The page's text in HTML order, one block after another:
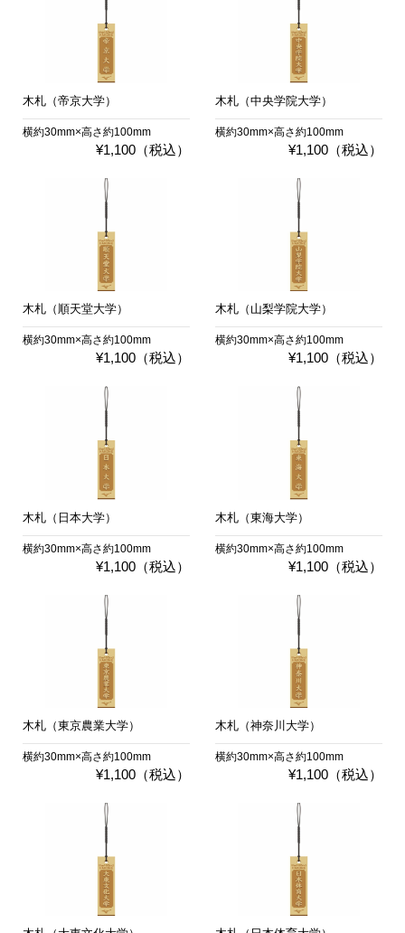
木札（帝京大学）
横約30mm×高さ約100mm
¥1,100（税込）
木札（中央学院大学）
横約30mm×高さ約100mm
¥1,100（税込）
木札（順天堂大学）
横約30mm×高さ約100mm
¥1,100（税込）
木札（山梨学院大学）
横約30mm×高さ約100mm
¥1,100（税込）
木札（日本大学）
横約30mm×高さ約100mm
¥1,100（税込）
木札（東海大学）
横約30mm×高さ約100mm
¥1,100（税込）
木札（東京農業大学）
横約30mm×高さ約100mm
¥1,100（税込）
木札（神奈川大学）
横約30mm×高さ約100mm
¥1,100（税込）